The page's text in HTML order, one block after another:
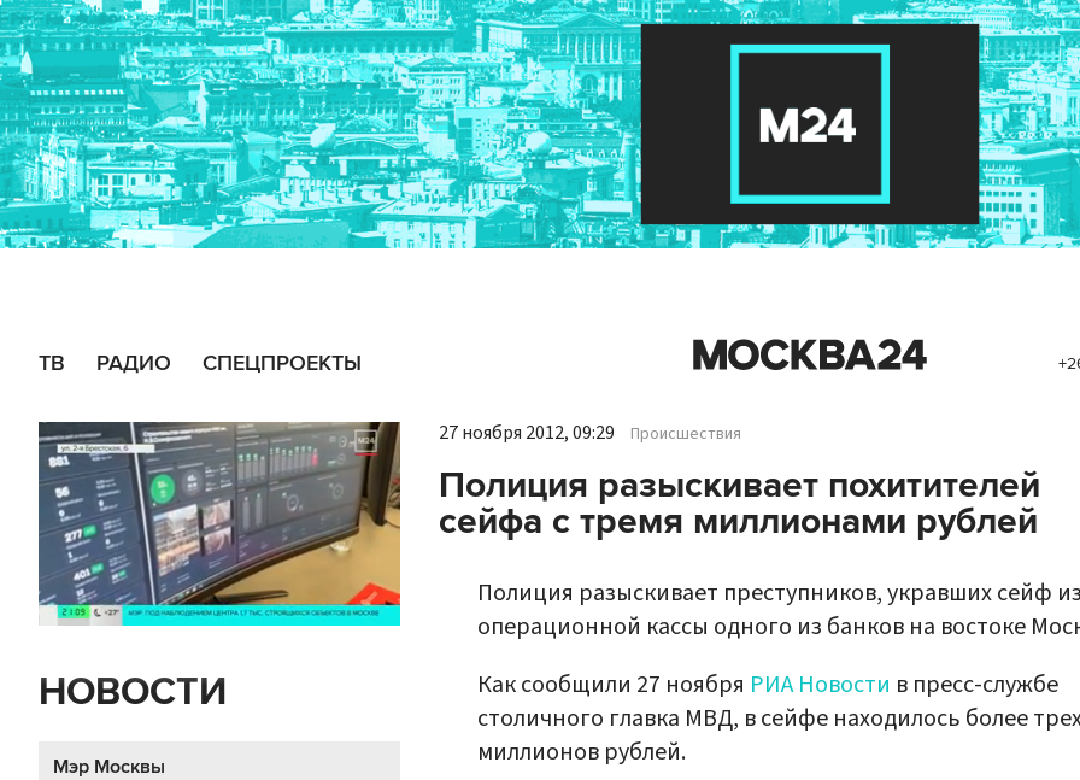
ТВ РАДИО СПЕЦПРОЕКТЫ
НОВОСТИ
Мэр Москвы
27 ноября 2012, 09:29 Происшествия
Полиция разыскивает похитителей
сейфа с тремя миллионами рублей
Полиция разыскивает преступников, укравших сейф из
операционной кассы одного из банков на востоке
Как сообщили 27 ноября РИА Новости в пресс-службе
столичного главка МВД, в сейфе находилось более
миллионов рублей.